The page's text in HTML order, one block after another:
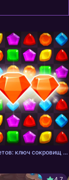
Тайна самоцветов: ключ сокровищ - три в ряд